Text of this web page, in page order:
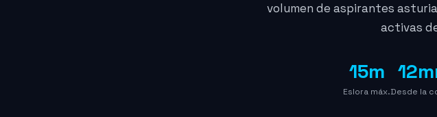
volumen de aspirantes
activas
15m
Eslora máx.Desde la